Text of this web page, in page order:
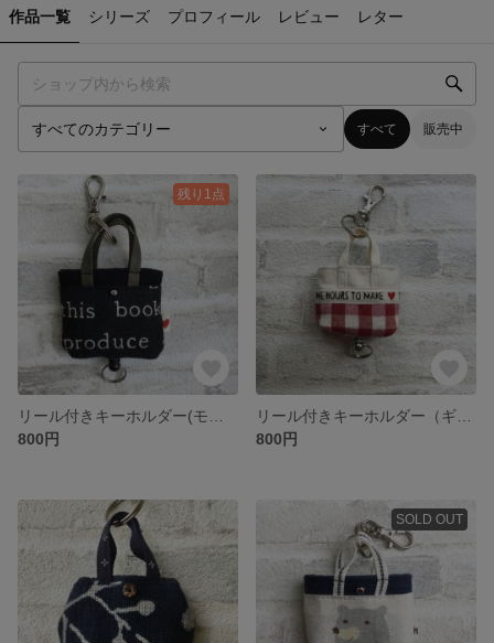
作品一覧 シリーズ プロフィール レビュー レター
すべて 販売中
残り1点
800円
800円
SOLD OUT